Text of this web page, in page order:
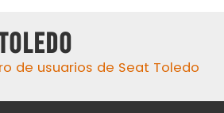
de usuarios de Seat Toledo